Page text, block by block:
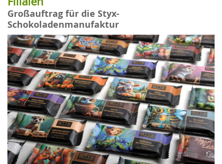
Großauftrag für die Styx-
Schokoladenmanufaktur